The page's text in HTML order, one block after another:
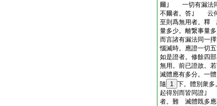
爾｣ 一切有漏法同
不爾者。答｣ 云
至則爲無用者。釋
量多少。離繋事量
而言諸有漏法同一
惱滅時。應證一切
如是證者。修餘四
無用。前已證故。
滅體應有多分。一
隨
1 下。體別衆多
起得別而皆同證｣
者。難 滅體既多應